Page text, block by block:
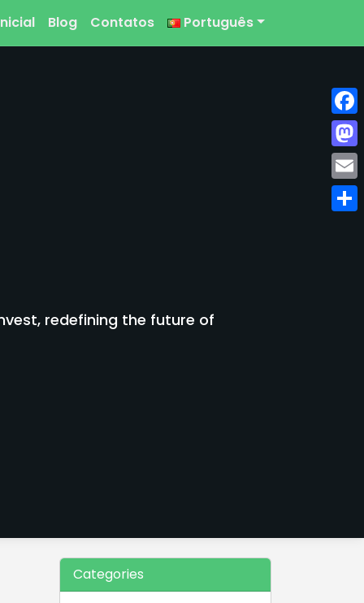
Blog Contatos Português
redefining the future of
Categories